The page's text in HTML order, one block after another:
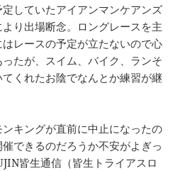
していたアイアンマンケアンズ
り出場断念。ロングレースを主
レースの予定が立たないので心
たが、スイム、バイク、ランそ
くれたお陰でなんとか練習が継
キングが直前に中止になったの
できるのだろうか不安がよぎっ
皆生通信（皆生トライアスロ